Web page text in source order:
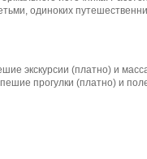
одиноких
экскурсии (платно) и
прогулки (платно) и